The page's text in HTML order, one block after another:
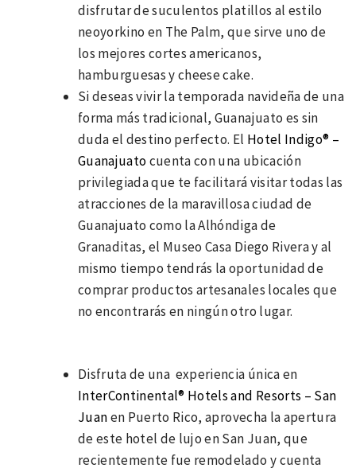
disfrutar de suculentos platillos al estilo
neoyorkino en The Palm, que sirve uno de
los mejores cortes americanos,
hamburguesas y cheese cake.
Si deseas vivir la temporada navideña de una
forma más tradicional, Guanajuato es sin
duda el destino perfecto. El Hotel Indigo® –
Guanajuatocuenta con una ubicación
privilegiada que te facilitará visitar todas las
atracciones de la maravillosa ciudad de
Guanajuato como la Alhóndiga de
Granaditas, el Museo Casa Diego Rivera y al
mismo tiempo tendrás la oportunidad de
comprar productos artesanales locales que
no encontrarás en ningún otro lugar.
Disfruta de una experiencia única en
InterContinental® Hotels and Resorts – San
Juanen Puerto Rico, aprovecha la apertura
de este hotel de lujo en San Juan, que
recientemente fue remodelado y cuenta